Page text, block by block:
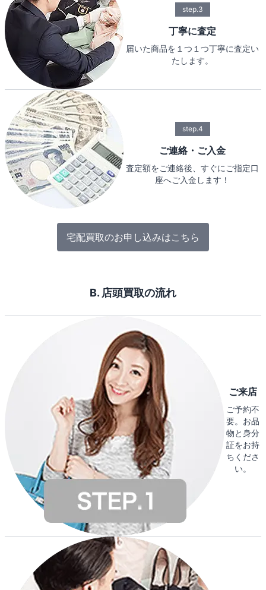
step.3
丁寧に査定
届いた商品を１つ１つ丁寧に査定い
たします。
step.4
ご連絡・ご入金
査定額をご連絡後、すぐにご指定口
座へご入金します！
宅配買取のお申し込みはこちら
B. 店頭買取の流れ
ご来店
ご予約不
要。お品
物と身分
証をお持
ちくださ
い。